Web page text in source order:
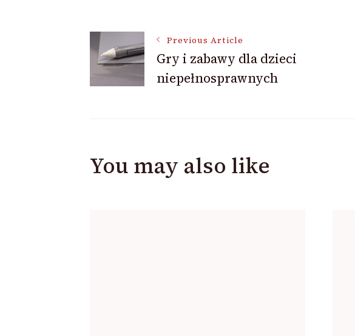
Post
Navigation
Previous Article
Gry i zabawy dla dzieci
niepełnosprawnych
You may also like